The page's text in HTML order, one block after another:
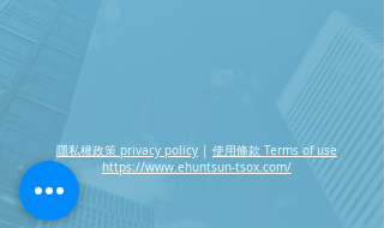
隱私權政策 privacy policy | 使用條款 Terms of use
https://www.ehuntsun-tsox.com/